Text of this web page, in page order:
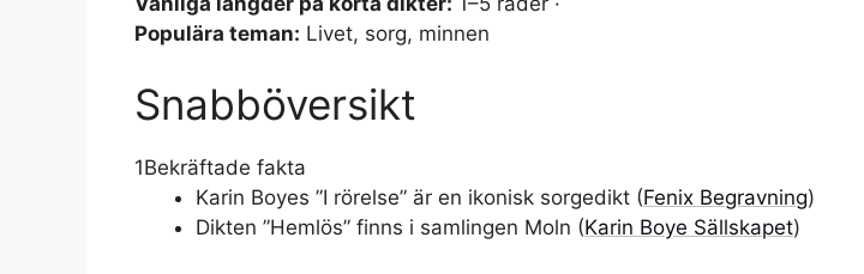
Populära teman: Livet, sorg, minnen
Snabböversikt
1Bekräftade fakta
Karin Boyes ”I rörelse” är en ikonisk sorgedikt (Fenix Begravning)
Dikten ”Hemlös” finns i samlingen Moln (Karin Boye Sällskapet)